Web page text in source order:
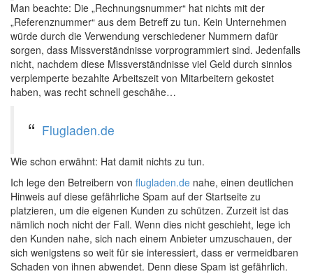
Man beachte: Die „Rechnungsnummer“ hat nichts mit der
„Referenznummer“ aus dem Betreff zu tun. Kein Unternehmen
würde durch die Verwendung verschiedener Nummern dafür
sorgen, dass Missverständnisse vorprogrammiert sind. Jedenfalls
nicht, nachdem diese Missverständnisse viel Geld durch sinnlos
verplemperte bezahlte Arbeitszeit von Mitarbeitern gekostet
haben, was recht schnell geschähe…
Flugladen.de
Wie schon erwähnt: Hat damit nichts zu tun.
Ich lege den Betreibern von flugladen.de nahe, einen deutlichen
Hinweis auf diese gefährliche Spam auf der Startseite zu
platzieren, um die eigenen Kunden zu schützen. Zurzeit ist das
nämlich noch nicht der Fall. Wenn dies nicht geschieht, lege ich
den Kunden nahe, sich nach einem Anbieter umzuschauen, der
sich wenigstens so weit für sie interessiert, dass er vermeidbaren
Schaden von ihnen abwendet. Denn diese Spam ist gefährlich.